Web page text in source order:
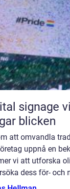
visuell kommunikation som
blicken
att omvandla
uppnå en
vi att utforska
dess för- och